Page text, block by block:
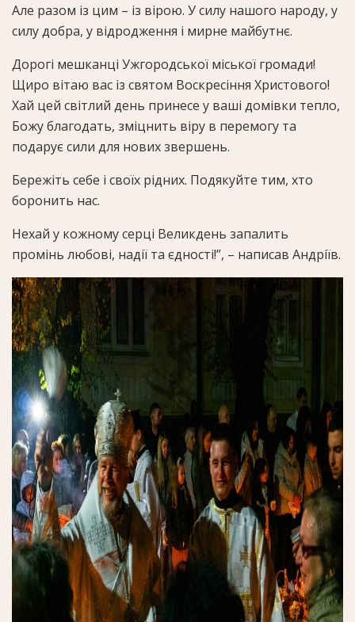
Але разом із цим – із вірою. У силу нашого народу, у
силу добра, у відродження і мирне майбутнє.
Дорогі мешканці Ужгородської міської громади!
Щиро вітаю вас із святом Воскресіння Христового!
Хай цей світлий день принесе у ваші домівки тепло,
Божу благодать, зміцнить віру в перемогу та
подарує сили для нових звершень.
Бережіть себе і своїх рідних. Подякуйте тим, хто
боронить нас.
Нехай у кожному серці Великдень запалить
промінь любові, надії та єдності!”, – написав Андріїв.